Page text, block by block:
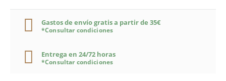
Gastos de envío gratis a partir de 35€
*Consultar condiciones
Entrega en 24/72 horas
*Consultar condiciones